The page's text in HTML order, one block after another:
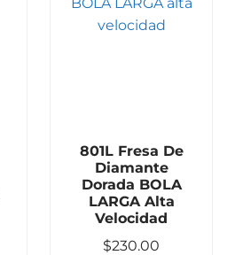
801L Fresa De
Diamante
Dorada BOLA
LARGA Alta
Velocidad
$230.00